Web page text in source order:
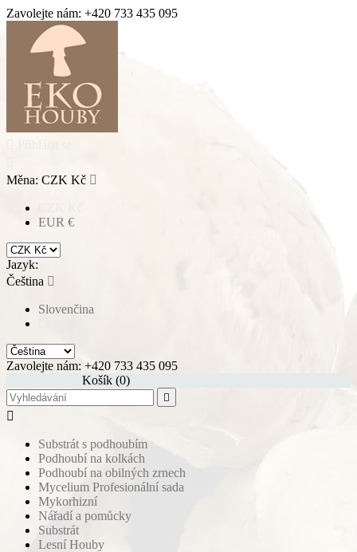
Zavolejte nám: +420 733 435 095
Měna: CZK Kč 
EUR €
Jazyk:
Čeština 
Slovenčina
Zavolejte nám: +420 733 435 095
Košík (0)


Substrát s podhoubím
Podhoubí na kolkách
Podhoubí na obilných zrnech
Mycelium Profesionální sada
Mykorhizní
Nářadí a pomůcky
Substrát
Lesní Houby